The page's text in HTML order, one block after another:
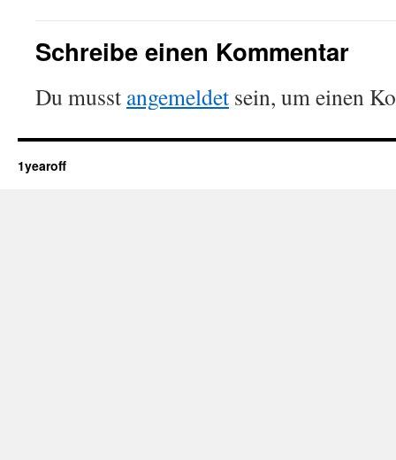
Schreibe einen Kommentar
Du musst angemeldet sein, um einen
1yearoff